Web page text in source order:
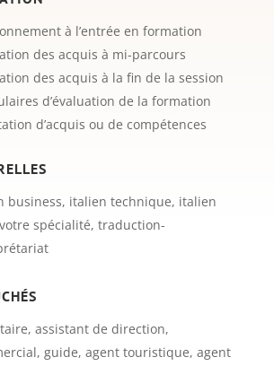
à l’entrée en formation
des acquis à mi-parcours
des acquis à la fin de la session
d’évaluation de la formation
d’acquis ou de compétences
business, italien technique, italien
spécialité, traduction-
assistant de direction,
guide, agent touristique, agent